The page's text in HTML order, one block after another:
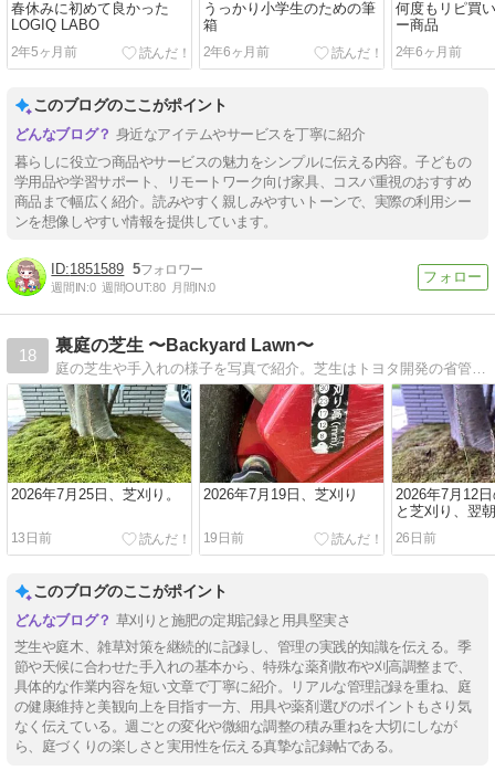
春休みに初めて良かった
LOGIQ LABO
2年5ヶ月前
うっかり小学生のための筆
箱
2年6ヶ月前
何度もリピ買
ー商品
2年6ヶ月前
このブログのここがポイント
身近なアイテムやサービスを丁寧に紹介
暮らしに役立つ商品やサービスの魅力をシンプルに伝える内容。子どもの
学用品や学習サポート、リモートワーク向け家具、コスパ重視のおすすめ
商品まで幅広く紹介。読みやすく親しみやすいトーンで、実際の利用シー
ンを想像しやすい情報を提供しています。
1851589 5
週間IN:0 週間OUT:80 月間IN:0
18
裏庭の芝生 〜Backyard Lawn〜
庭の芝生や手入れの様子を写真で紹介。芝生はトヨタ開発の省管理型の高麗芝TM9です。（たまに以前に住んでたモントリオールなど海外の芝生も紹介します。）
2026年7月25日、芝刈り。
13日前
2026年7月19日、芝刈り
19日前
2026年7月12
と芝刈り、翌
26日前
このブログのここがポイント
草刈りと施肥の定期記録と用具堅実さ
芝生や庭木、雑草対策を継続的に記録し、管理の実践的知識を伝える。季
節や天候に合わせた手入れの基本から、特殊な薬剤散布や刈高調整まで、
具体的な作業内容を短い文章で丁寧に紹介。リアルな管理記録を重ね、庭
の健康維持と美観向上を目指す一方、用具や薬剤選びのポイントもさり気
なく伝えている。週ごとの変化や微細な調整の積み重ねを大切にしなが
ら、庭づくりの楽しさと実用性を伝える真摯な記録帖である。